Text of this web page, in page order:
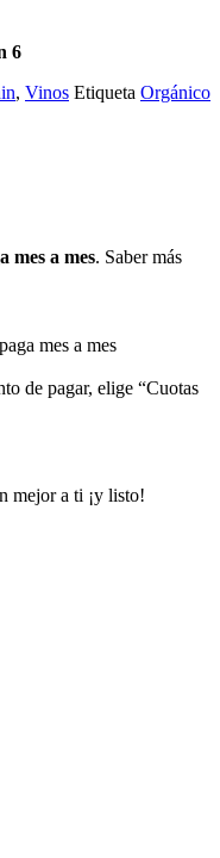
6
, Vinos Etiqueta Orgánico
mes a mes. Saber más
mes a mes
de pagar, elige “Cuotas
mejor a ti ¡y listo!